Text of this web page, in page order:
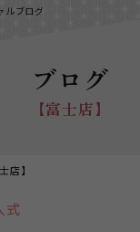
ルブログ
ブログ
【富士店】
式
店】